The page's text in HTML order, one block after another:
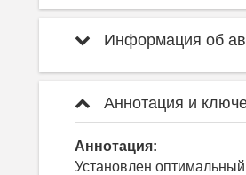
Информация об
Аннотация и
Аннотация:
Установлен